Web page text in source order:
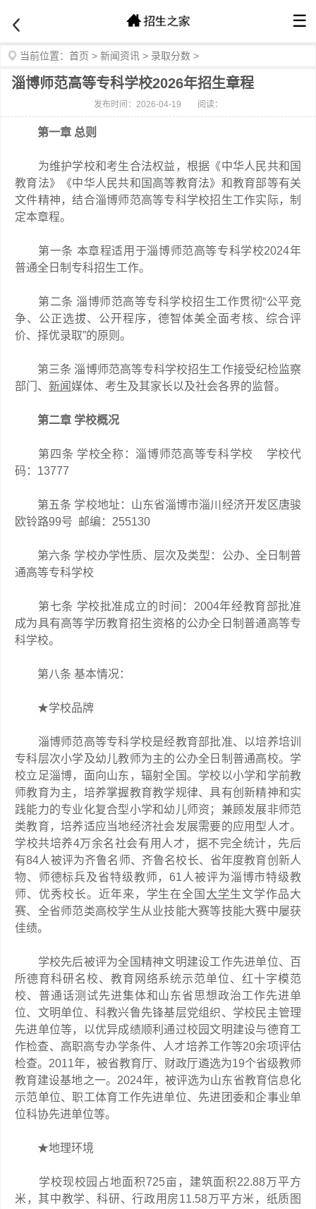
☰
当前位置： 首页 > 新闻资讯 > 录取分数 >
淄博师范高等专科学校2026年招生章程
发布时间：2026-04-19 阅读：
第一章 总则
为维护学校和考生合法权益，根据《中华人民共和国
教育法》《中华人民共和国高等教育法》和教育部等有关
文件精神，结合淄博师范高等专科学校招生工作实际，制
定本章程。
第一条 本章程适用于淄博师范高等专科学校2024年
普通全日制专科招生工作。
第二条 淄博师范高等专科学校招生工作贯彻“公平竞
争、公正选拔、公开程序，德智体美全面考核、综合评
价、择优录取”的原则。
第三条 淄博师范高等专科学校招生工作接受纪检监察
部门、 新闻媒体、考生及其家长以及社会各界的监督。
第二章 学校概况
第四条 学校全称：淄博师范高等专科学校 学校代
码：13777
第五条 学校地址：山东省淄博市淄川经济开发区唐骏
欧铃路99号 邮编：255130
第六条 学校办学性质、层次及类型：公办、全日制普
通高等专科学校
第七条 学校批准成立的时间：2004年经教育部批准
成为具有高等学历教育招生资格的公办全日制普通高等专
科学校。
第八条 基本情况：
★学校品牌
淄博师范高等专科学校是经教育部批准、以培养培训
专科层次小学及幼儿教师为主的公办全日制普通高校。学
校立足淄博，面向山东，辐射全国。学校以小学和学前教
师教育为主，培养掌握教育教学规律、具有创新精神和实
践能力的专业化复合型小学和幼儿师资；兼顾发展非师范
类教育，培养适应当地经济社会发展需要的应用型人才。
学校共培养4万余名社会有用人才，据不完全统计，先后
有84人被评为齐鲁名师、齐鲁名校长、省年度教育创新人
物、师德标兵及省特级教师，61人被评为淄博市特级教
师、优秀校长。近年来，学生在全国 大学生文学作品大
赛、全省师范类高校学生从业技能大赛等技能大赛中屡获
佳绩。
学校先后被评为全国精神文明建设工作先进单位、百
所德育科研名校、教育网络系统示范单位、红十字模范
校、普通话测试先进集体和山东省思想政治工作先进单
位、文明单位、科教兴鲁先锋基层党组织、学校民主管理
先进单位等，以优异成绩顺利通过校园文明建设与德育工
作检查、高职高专办学条件、人才培养工作等20余项评估
检查。2011年，被省教育厅、财政厅遴选为19个省级教师
教育建设基地之一。2024年，被评选为山东省教育信息化
示范单位、职工体育工作先进单位、先进团委和企事业单
位科协先进单位等。
★地理环境
学校现校园占地面积725亩，建筑面积22.88万平方
米，其中教学、科研、行政用房11.58万平方米，纸质图